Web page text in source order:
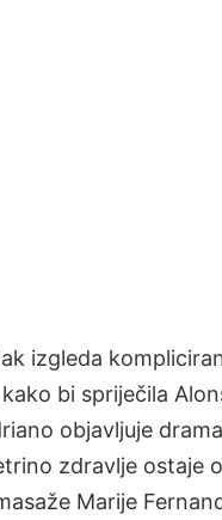
izgleda
bi spriječila
objavljuje
zdravlje ostaje
Marije